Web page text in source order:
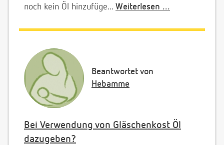
noch kein Öl hinzufüge... Weiterlesen ...
Beantwortet von
Hebamme
Bei Verwendung von Gläschenkost Öl
dazugeben?